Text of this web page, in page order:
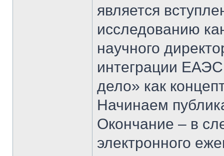
является
исследованию
научного
интеграции
дело» как
Начинаем
Окончание – в
электронного